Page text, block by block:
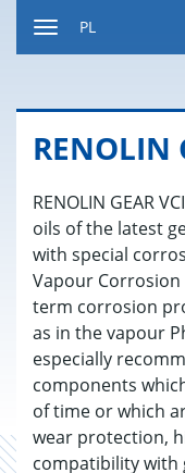
treści
PL
RE­NO­LIN
RENOLIN GEAR
oils of the latest
with special
Vapour Corrosion
term corrosion
as in the vapour
especially
components
of time or which
wear protection,
compatibility with